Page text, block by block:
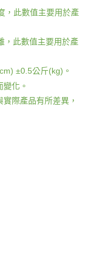
，此數值主要用於產
，此數值主要用於產
±0.5公斤(kg)。
化。
際產品有所差異，